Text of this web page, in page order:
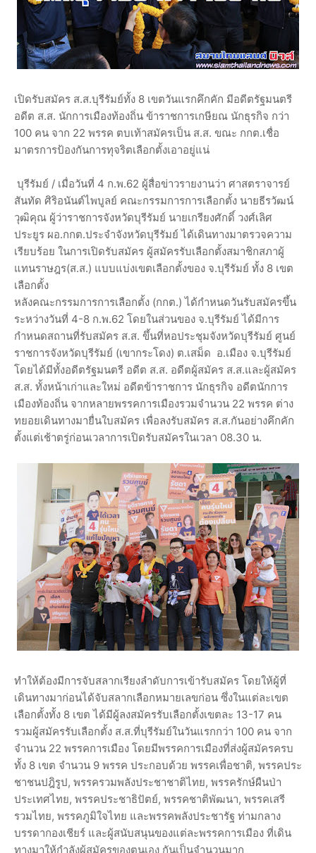
เปิดรับสมัคร ส.ส.บุรีรัมย์ทั้ง 8 เขตวันแรกคึกคัก มีอดีตรัฐมนตรี
อดีต ส.ส. นักการเมืองท้องถิ่น ข้าราชการเกษียณ นักธุรกิจ กว่า
100 คน จาก 22 พรรค ตบเท้าสมัครเป็น ส.ส. ขณะ กกต.เชื่อ
มาตรการป้องกันการทุจริตเลือกตั้งเอาอยู่แน่
บุรีรัมย์ / เมื่อวันที่ 4 ก.พ.62 ผู้สื่อข่าวรายงานว่า ศาสตราจารย์
สันทัด ศิริอนันต์ไพบูลย์ คณะกรรมการการเลือกตั้ง นายธีรวัฒน์
วุฒิคุณ ผู้ว่าราชการจังหวัดบุรีรัมย์ นายเกรียงศักดิ์ วงศ์เลิศ
ประยูร ผอ.กกต.ประจำจังหวัดบุรีรัมย์ ได้เดินทางมาตรวจความ
เรียบร้อย ในการเปิดรับสมัคร ผู้สมัครรับเลือกตั้งสมาชิกสภาผู้
แทนราษฎร(ส.ส.) แบบแบ่งเขตเลือกตั้งของ จ.บุรีรัมย์ ทั้ง 8 เขต
เลือกตั้ง
หลังคณะกรรมการการเลือกตั้ง (กกต.) ได้กำหนดวันรับสมัครขึ้น
ระหว่างวันที่ 4-8 ก.พ.62 โดยในส่วนของ จ.บุรีรัมย์ ได้มีการ
กำหนดสถานที่รับสมัคร ส.ส. ขึ้นที่หอประชุมจังหวัดบุรีรัมย์ ศูนย์
ราชการจังหวัดบุรีรัมย์ (เขากระโดง) ต.เสม็ด อ.เมือง จ.บุรีรัมย์
โดยได้มีทั้งอดีตรัฐมนตรี อดีต ส.ส. อดีตผู้สมัคร ส.ส.และผู้สมัคร
ส.ส. ทั้งหน้าเก่าและใหม่ อดีตข้าราชการ นักธุรกิจ อดีตนักการ
เมืองท้องถิ่น จากหลายพรรคการเมืองรวมจำนวน 22 พรรค ต่าง
ทยอยเดินทางมายื่นใบสมัคร เพื่อลงรับสมัคร ส.ส.กันอย่างคึกคัก
ตั้งแต่เช้าตรู่ก่อนเวลาการเปิดรับสมัครในเวลา 08.30 น.
ทำให้ต้องมีการจับสลากเรียงลำดับการเข้ารับสมัคร โดยให้ผู้ที่
เดินทางมาก่อนได้จับสลากเลือกหมายเลขก่อน ซึ่งในแต่ละเขต
เลือกตั้งทั้ง 8 เขต ได้มีผู้ลงสมัครรับเลือกตั้งเขตละ 13-17 คน
รวมผู้สมัครรับเลือกตั้ง ส.ส.ที่บุรีรัมย์ในวันแรกกว่า 100 คน จาก
จำนวน 22 พรรคการเมือง โดยมีพรรคการเมืองที่ส่งผู้สมัครครบ
ทั้ง 8 เขต จำนวน 9 พรรค ประกอบด้วย พรรคเพื่อชาติ, พรรคประ
ชาชนปฎิรูป, พรรครวมพลังประชาชาติไทย, พรรครักษ์ผืนป่า
ประเทศไทย, พรรคประชาธิปัตย์, พรรคชาติพัฒนา, พรรคเสรี
รวมไทย, พรรคภูมิใจไทย และพรรคพลังประชารัฐ ท่ามกลาง
บรรดากองเชียร์ และผู้สนับสนุนของแต่ละพรรคการเมือง ที่เดิน
ทางมาให้กำลังผู้สมัครของตนเอง กันเป็นจำนวนมาก